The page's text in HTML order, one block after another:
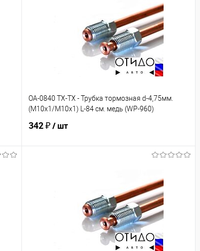
OA-0840 TX-TX - Трубка тормозная d-4,75мм.
(М10х1/М10х1) L-84 см. медь (WP-960)
342 ₽/ шт
Под заказ